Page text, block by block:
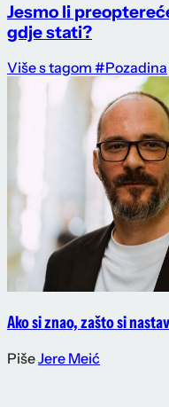
Jesmo li
gdje stati?
Više s tagom #Pozadina
Ako si znao, zašto si
PišeJere Meić